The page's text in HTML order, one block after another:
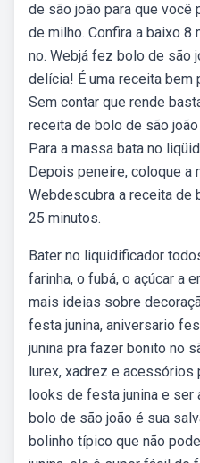
de são joão para que você
de milho. Confira a baixo
no. Webjá fez bolo de são
delícia! É uma receita bem
Sem contar que rende
receita de bolo de são
Para a massa bata no
Depois peneire, coloque a
Webdescubra a receita de
25 minutos.
Bater no liquidificador
farinha, o fubá, o açúcar a
mais ideias sobre
festa junina, aniversario
junina pra fazer bonito no
lurex, xadrez e acessórios
looks de festa junina e ser
bolo de são joão é sua
bolinho típico que não